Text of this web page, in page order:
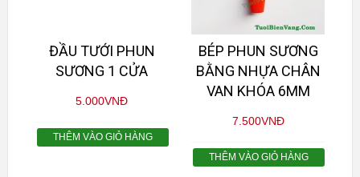
ĐẦU TƯỚI PHUN
SƯƠNG 1 CỬA
5.000VNĐ
THÊM VÀO GIỎ HÀNG
BÉP PHUN SƯƠNG
BẰNG NHỰA CHÂN
VAN KHÓA 6MM
7.500VNĐ
THÊM VÀO GIỎ HÀNG